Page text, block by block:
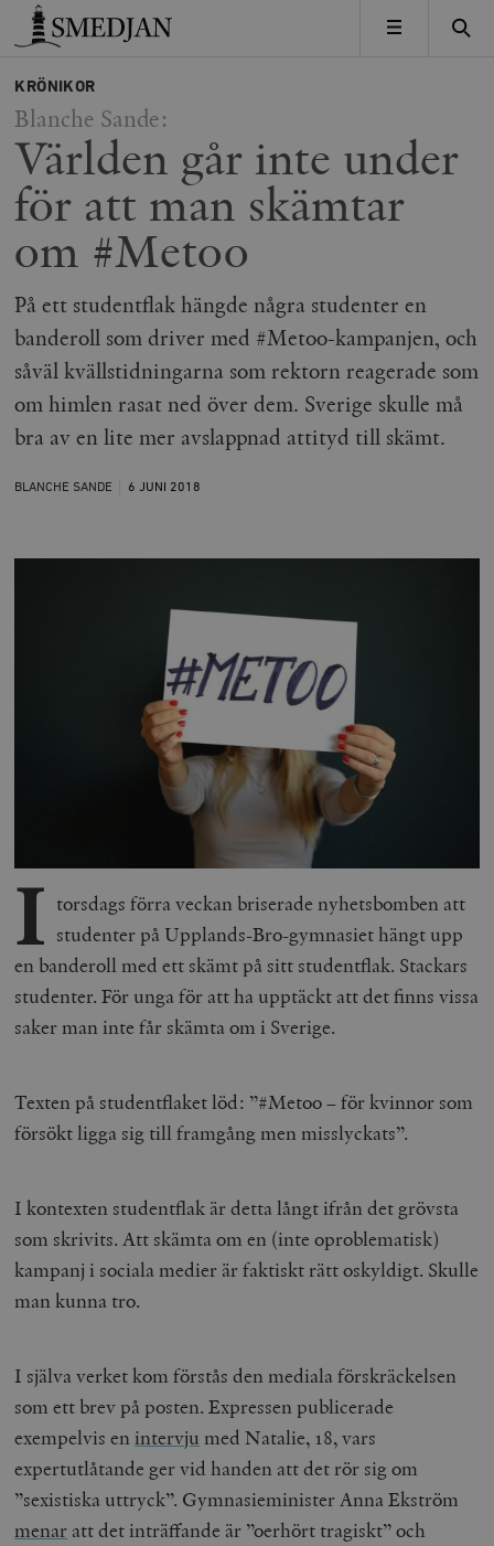
Timbro
MENY
KRÖNIKOR
Blanche Sande:
Världen går inte under
för att man skämtar
om #Metoo
På ett studentflak hängde några studenter en
banderoll som driver med #Metoo-kampanjen, och
såväl kvällstidningarna som rektorn reagerade som
om himlen rasat ned över dem. Sverige skulle må
bra av en lite mer avslappnad attityd till skämt.
BLANCHE SANDE 6 JUNI 2018
I torsdags förra veckan briserade nyhetsbomben att
studenter på Upplands-Bro-gymnasiet hängt upp
en banderoll med ett skämt på sitt studentflak. Stackars
studenter. För unga för att ha upptäckt att det finns vissa
saker man inte får skämta om i Sverige.
Texten på studentflaket löd: ”#Metoo – för kvinnor som
försökt ligga sig till framgång men misslyckats”.
I kontexten studentflak är detta långt ifrån det grövsta
som skrivits. Att skämta om en (inte oproblematisk)
kampanj i sociala medier är faktiskt rätt oskyldigt. Skulle
man kunna tro.
I själva verket kom förstås den mediala förskräckelsen
som ett brev på posten. Expressen publicerade
exempelvis enintervju med Natalie, 18, vars
expertutlåtande ger vid handen att det rör sig om
”sexistiska uttryck”. Gymnasieminister Anna Ekström
menar att det inträffande är ”oerhört tragiskt”och